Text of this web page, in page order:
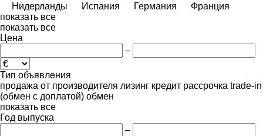
Нидерланды
Испания Германия
Франция
показать все
показать все
Цена
–
Тип объявления
продажа от производителя лизинг кредит рассрочка trade-in
(обмен с доплатой) обмен
показать все
Год выпуска
–